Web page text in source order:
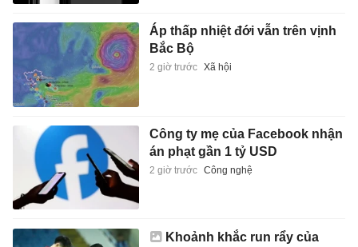
Áp thấp nhiệt đới vẫn trên vịnh
Bắc Bộ
2 giờ trước Xã hội
Công ty mẹ của Facebook nhận
án phạt gần 1 tỷ USD
2 giờ trước Công nghệ
Khoảnh khắc run rẩy của